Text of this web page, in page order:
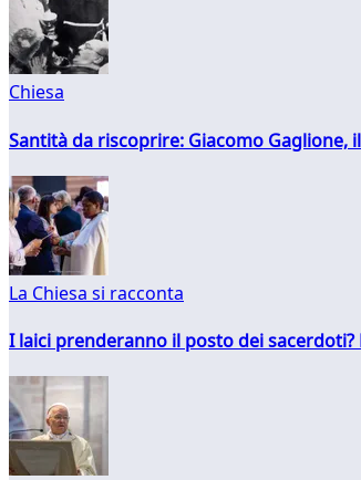
Chiesa
Santità da riscoprire: Giacomo Gaglione,
La Chiesa si racconta
I laici prenderanno il posto dei